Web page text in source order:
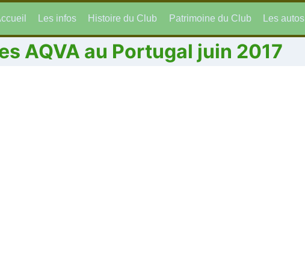
Les infos Histoire du Club Patrimoine du Club Les autos
AQVA au Portugal juin 2017